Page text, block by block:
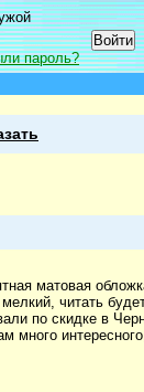
пароль?
матовая
читать
по скидке в
много